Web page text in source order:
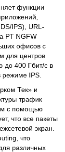
функции
IPS), URL-
PT NGFW
офисов с
для центров
до 400 Гбит/с в
режиме IPS.
Тек» и
трафик
с помощью
что все пакеты
экран.
что
различных